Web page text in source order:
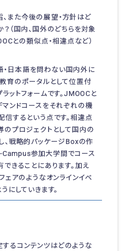
また今後の展望・方針はど
（国内、国外のどちらを対象
との類似点・相違点など）
日本語を問わない国内外に
育のポータルとして位置付
ットフォームです。JMOOCと
マンドコースをそれぞれの機
信するという点です。相違点
のプロジェクトとして国内の
、戦略的パッケージBoxの作
Campus参加大学間でコース
きることにあります。加え
ェアのようなオンラインイベ
にしていきます。
るコンテンツはどのような